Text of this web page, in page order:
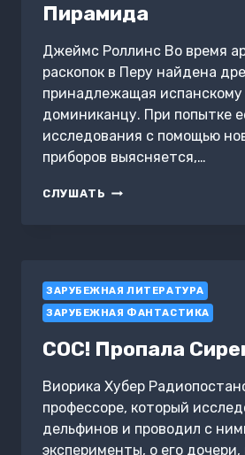
Пирамида
Джеймс Роллинс Во время
раскопок в Перу найдена
принадлежащая
доминиканцу. При попытке
исследования с помощью
приборов выясняется,…
СЛУШАТЬ ПИРАМИДА
ЗАРУБЕЖНАЯ ЛИТЕРАТУРА
ЗАРУБЕЖНАЯ ФАНТАСТИКА
СОС! Пропала
Виорика Хубер
профессоре, который
дельфинов и проводил с
эксперименты, о его дочери,